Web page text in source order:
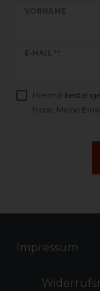
VORNAME
E-MAIL **
Newsletter
Hiermit
habe. Meine
Impressum